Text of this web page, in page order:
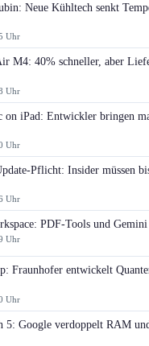
Neue Kühltech senkt
Uhr
M4: 40% schneller, aber
Uhr
on iPad: Entwickler bringen
Uhr
Pflicht: Insider müssen
Uhr
PDF-Tools und
Uhr
Fraunhofer entwickelt
Uhr
5: Google verdoppelt RAM